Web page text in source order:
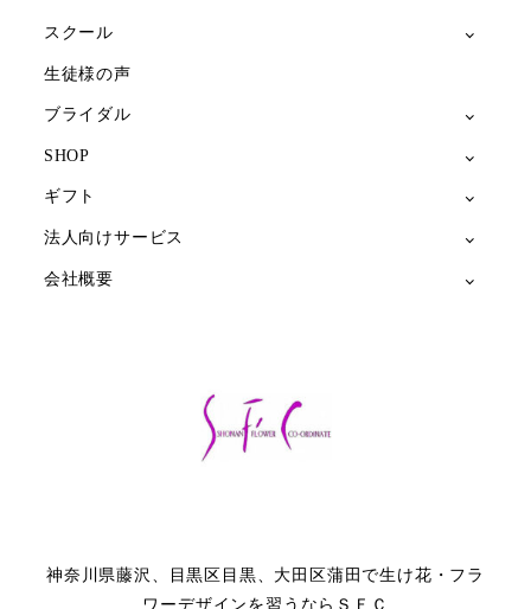
スクール
生徒様の声
ブライダル
SHOP
ギフト
法人向けサービス
会社概要
神奈川県藤沢、目黒区目黒、大田区蒲田で生け花・フラ
ワーデザインを習うならＳＦＣ